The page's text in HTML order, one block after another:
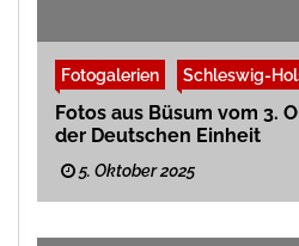
Fotogalerien Schleswig-
Fotos aus Büsum vom 3.
der Deutschen Einheit
5. Oktober 2025